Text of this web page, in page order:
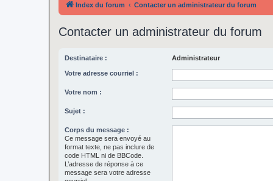
Index du forum Contacter un administrateur du forum
Contacter un administrateur du forum
Destinataire : Administrateur
Votre adresse courriel :
Votre nom :
Sujet :
Corps du message :
Ce message sera envoyé au
format texte, ne pas inclure de
code HTML ni de BBCode.
L’adresse de réponse à ce
message sera votre adresse